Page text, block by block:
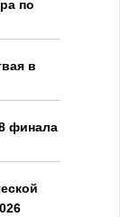
по
в
финала